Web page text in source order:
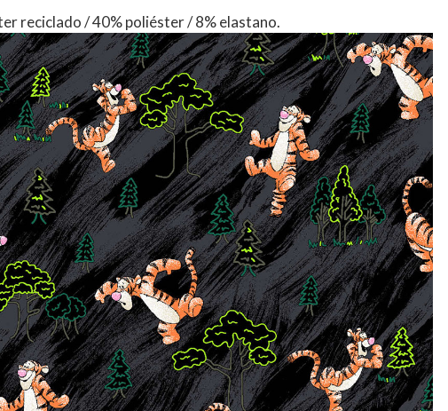
reciclado / 40% poliéster / 8% elastano.